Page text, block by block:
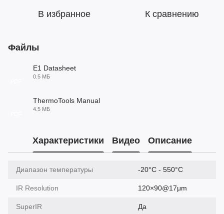
В избранное К сравнению
Файлы
E1 Datasheet
0.5 МБ
ThermoTools Manual
4.5 МБ
Характеристики Видео Описание
Диапазон температуры -20°C - 550°C
IR Resolution 120×90@17μm
SuperIR Да